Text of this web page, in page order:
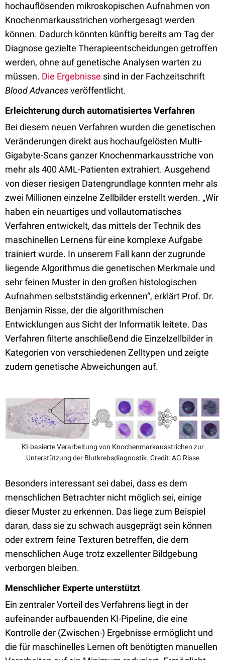
hochauflösenden mikroskopischen Aufnahmen von
Knochenmarkausstrichen vorhergesagt werden
können. Dadurch könnten künftig bereits am Tag der
Diagnose gezielte Therapieentscheidungen getroffen
werden, ohne auf genetische Analysen warten zu
müssen. Die Ergebnisse sind in der Fachzeitschrift
Blood Advancesveröffentlicht.
Erleichterung durch automatisiertes Verfahren
Bei diesem neuen Verfahren wurden die genetischen
Veränderungen direkt aus hochaufgelösten Multi-
Gigabyte-Scans ganzer Knochenmarkausstriche von
mehr als 400 AML-Patienten extrahiert. Ausgehend
von dieser riesigen Datengrundlage konnten mehr als
zwei Millionen einzelne Zellbilder erstellt werden. „Wir
haben ein neuartiges und vollautomatisches
Verfahren entwickelt, das mittels der Technik des
maschinellen Lernens für eine komplexe Aufgabe
trainiert wurde. In unserem Fall kann der zugrunde
liegende Algorithmus die genetischen Merkmale und
sehr feinen Muster in den großen histologischen
Aufnahmen selbstständig erkennen“, erklärt Prof. Dr.
Benjamin Risse, der die algorithmischen
Entwicklungen aus Sicht der Informatik leitete. Das
Verfahren filterte anschließend die Einzelzellbilder in
Kategorien von verschiedenen Zelltypen und zeigte
zudem genetische Abweichungen auf.
KI-basierte Verarbeitung von Knochenmarkausstrichen zur
Unterstützung der Blutkrebsdiagnostik. Credit: AG Risse
Besonders interessant sei dabei, dass es dem
menschlichen Betrachter nicht möglich sei, einige
dieser Muster zu erkennen. Das liege zum Beispiel
daran, dass sie zu schwach ausgeprägt sein können
oder extrem feine Texturen betreffen, die dem
menschlichen Auge trotz exzellenter Bildgebung
verborgen bleiben.
Menschlicher Experte unterstützt
Ein zentraler Vorteil des Verfahrens liegt in der
aufeinander aufbauenden KI-Pipeline, die eine
Kontrolle der (Zwischen-) Ergebnisse ermöglicht und
die für maschinelles Lernen oft benötigten manuellen